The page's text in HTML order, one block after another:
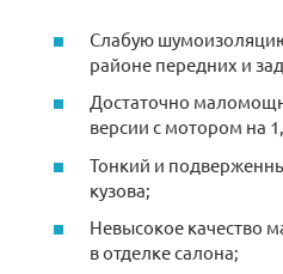
Слабую
районе передних и
Достаточно
версии с мотором на
Тонкий и
кузова;
Невысокое качество
в отделке салона;